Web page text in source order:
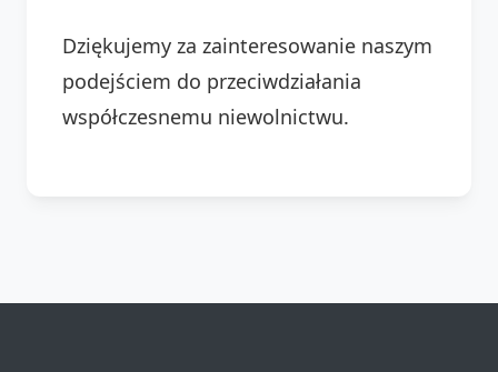
Dziękujemy za zainteresowanie naszym
podejściem do przeciwdziałania
współczesnemu niewolnictwu.